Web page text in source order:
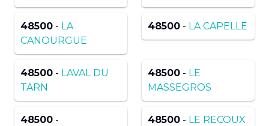
48500 - LA
CANOURGUE
48500 - LA CAPELLE
48500 - LAVAL DU
TARN
48500 - LE
MASSEGROS
48500 -
48500 - LE RECOUX